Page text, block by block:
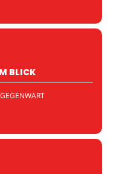
BLICK